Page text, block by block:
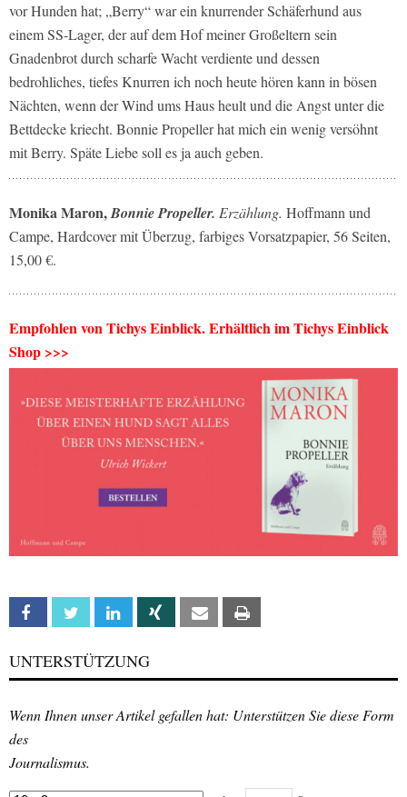
vor Hunden hat; „Berry“ war ein knurrender Schäferhund aus
einem SS-Lager, der auf dem Hof meiner Großeltern sein
Gnadenbrot durch scharfe Wacht verdiente und dessen
bedrohliches, tiefes Knurren ich noch heute hören kann in bösen
Nächten, wenn der Wind ums Haus heult und die Angst unter die
Bettdecke kriecht. Bonnie Propeller hat mich ein wenig versöhnt
mit Berry. Späte Liebe soll es ja auch geben.
Monika Maron,Bonnie Propeller. Erzählung. Hoffmann und
Campe, Hardcover mit Überzug, farbiges Vorsatzpapier, 56 Seiten,
15,00 €.
Empfohlen von Tichys Einblick. Erhältlich im Tichys Einblick
Shop >>>
Facebook Twitter Linkedin Xing Email
UNTERSTÜTZUNG
Wenn Ihnen unser Artikel gefallen hat: Unterstützen Sie diese Form
des
Journalismus.